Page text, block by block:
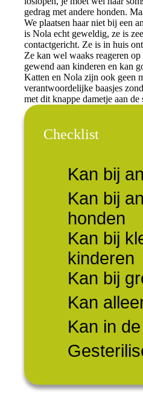
gedrag met andere honden.
We plaatsen haar niet bij een
is Nola echt geweldig, ze is
contactgericht. Ze is in huis
Ze kan wel waaks reageren
gewend aan kinderen en kan
Katten en Nola zijn ook geen
verantwoordelijke baasjes
met dit knappe dametje aan de
Checklist
Kan bij
Kan bij
honden
Kan bij
kinderen
Kan bij
Kan
Kan in